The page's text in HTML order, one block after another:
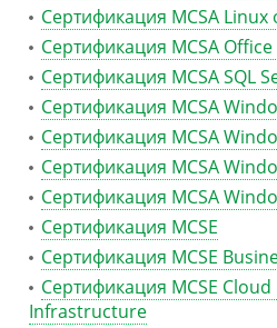
Сертификация MCSA Linux
Сертификация MCSA Office
Сертификация MCSA SQL
Сертификация MCSA
Сертификация MCSA
Сертификация MCSA
Сертификация MCSA
Сертификация MCSE
Сертификация MCSE
Сертификация MCSE
Infrastructure